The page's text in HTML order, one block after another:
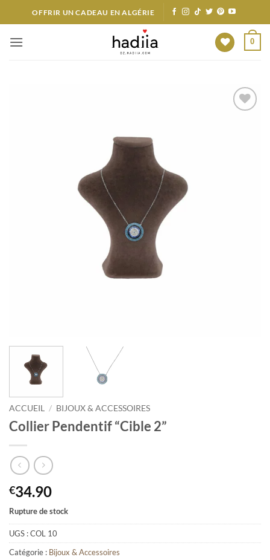
au
contenu
OFFRIR UN CADEAU EN ALGÉRIE
0
ACCUEIL / BIJOUX & ACCESSOIRES
Collier Pendentif “Cible 2”
€34.90
Rupture de stock
UGS :COL 10
Catégorie : Bijoux & Accessoires